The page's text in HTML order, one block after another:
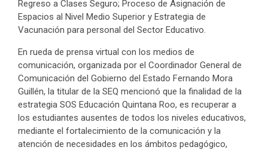
Regreso a Clases Seguro; Proceso de Asignación de
Espacios al Nivel Medio Superior y Estrategia de
Vacunación para personal del Sector Educativo.
En rueda de prensa virtual con los medios de
comunicación, organizada por el Coordinador General de
Comunicación del Gobierno del Estado Fernando Mora
Guillén, la titular de la SEQ mencionó que la finalidad de la
estrategia SOS Educación Quintana Roo, es recuperar a
los estudiantes ausentes de todos los niveles educativos,
mediante el fortalecimiento de la comunicación y la
atención de necesidades en los ámbitos pedagógico,